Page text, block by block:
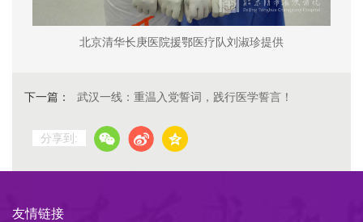
北京清华长庚医院援鄂医疗队刘淑珍提供
下一篇： 武汉一线：重温入党誓词，践行医学誓言！
分享到:
友情链接